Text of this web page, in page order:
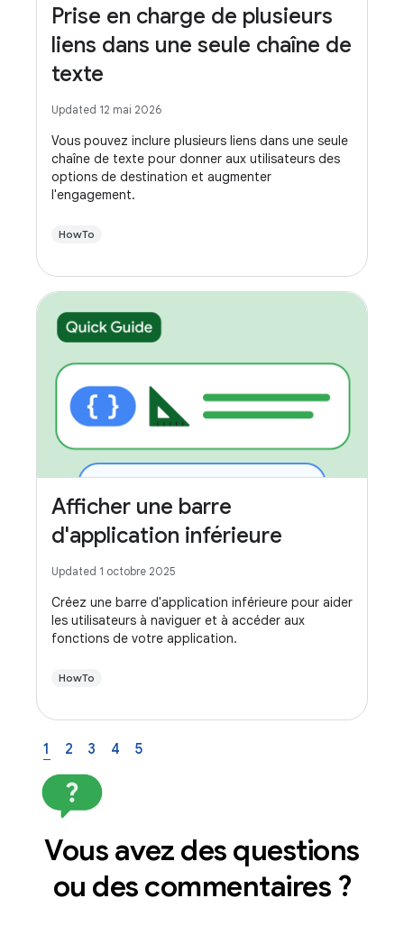
Prise en charge de plusieurs
liens dans une seule chaîne de
texte
Updated 12 mai 2026
Vous pouvez inclure plusieurs liens dans une seule
chaîne de texte pour donner aux utilisateurs des
options de destination et augmenter
l'engagement.
HowTo
Afficher une barre
d'application inférieure
Updated 1 octobre 2025
Créez une barre d'application inférieure pour aider
les utilisateurs à naviguer et à accéder aux
fonctions de votre application.
HowTo
1 2 3 4 5
Vous avez des questions
ou des commentaires ?